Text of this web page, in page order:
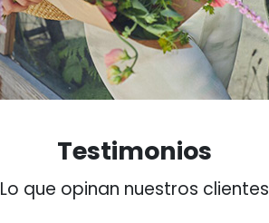
Testimonios
Lo que opinan nuestros clientes